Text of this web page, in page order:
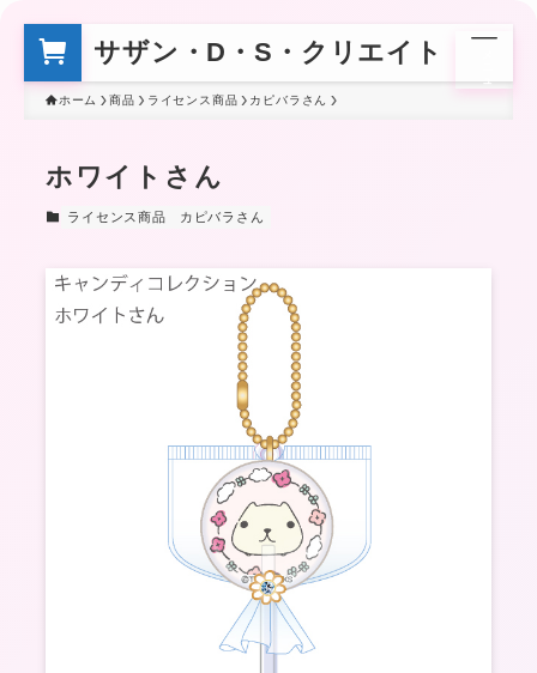
サザン・D・S・クリエイト
ュ
ホーム 商品 ライセンス商品 カピバラさん
ホワイトさん
ライセンス商品 カピバラさん